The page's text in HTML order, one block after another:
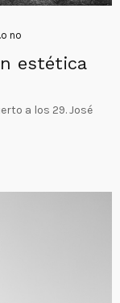
no
estética
a los 29. José